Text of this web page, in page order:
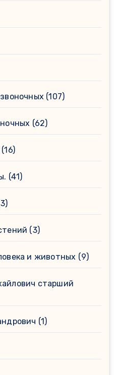
(107)
(62)
(16)
(41)
(3)
и животных (9)
старший
(1)